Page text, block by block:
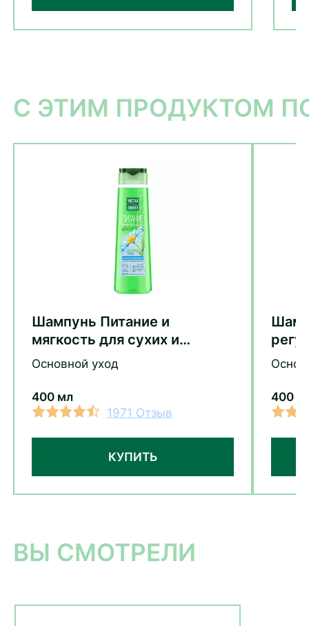
С ЭТИМ ПРОДУКТОМ
Шампунь Питание и
мягкость для сухих и
поврежденных волос с
экстрактом ромашки 400мл
Основной уход
400 мл
1971 Отзыв
КУПИТЬ
400
ВЫ СМОТРЕЛИ